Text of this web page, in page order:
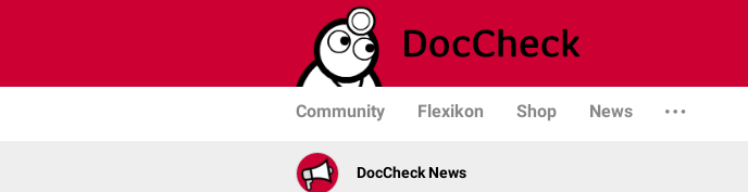
Community Flexikon Shop News
DocCheck News